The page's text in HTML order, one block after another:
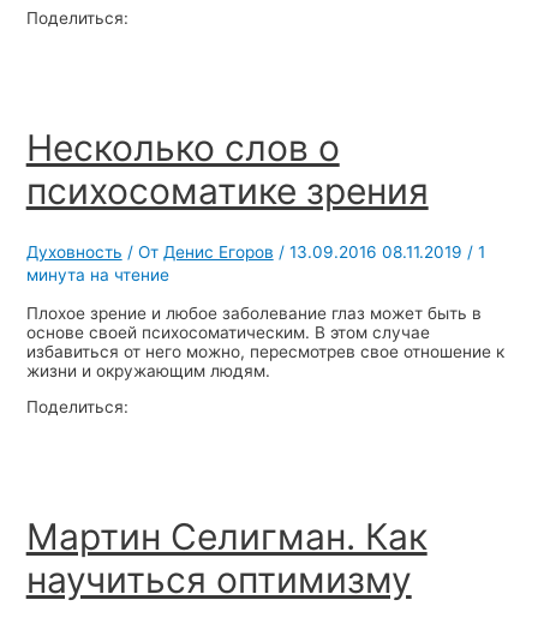
Поделиться:
Несколько слов о
психосоматике зрения
Духовность / От Денис Егоров / 13.09.2016 08.11.2019 / 1
минута на чтение
Плохое зрение и любое заболевание глаз может быть в
основе своей психосоматическим. В этом случае
избавиться от него можно, пересмотрев свое отношение к
жизни и окружающим людям.
Поделиться:
Мартин Селигман. Как
научиться оптимизму